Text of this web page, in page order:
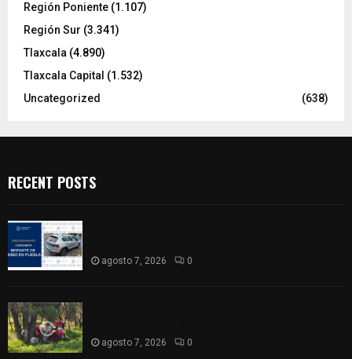
Región Poniente (1.107)
Región Sur (3.341)
Tlaxcala (4.890)
Tlaxcala Capital (1.532)
Uncategorized
(638)
RECENT POSTS
agosto 7, 2026 0
agosto 7, 2026 0